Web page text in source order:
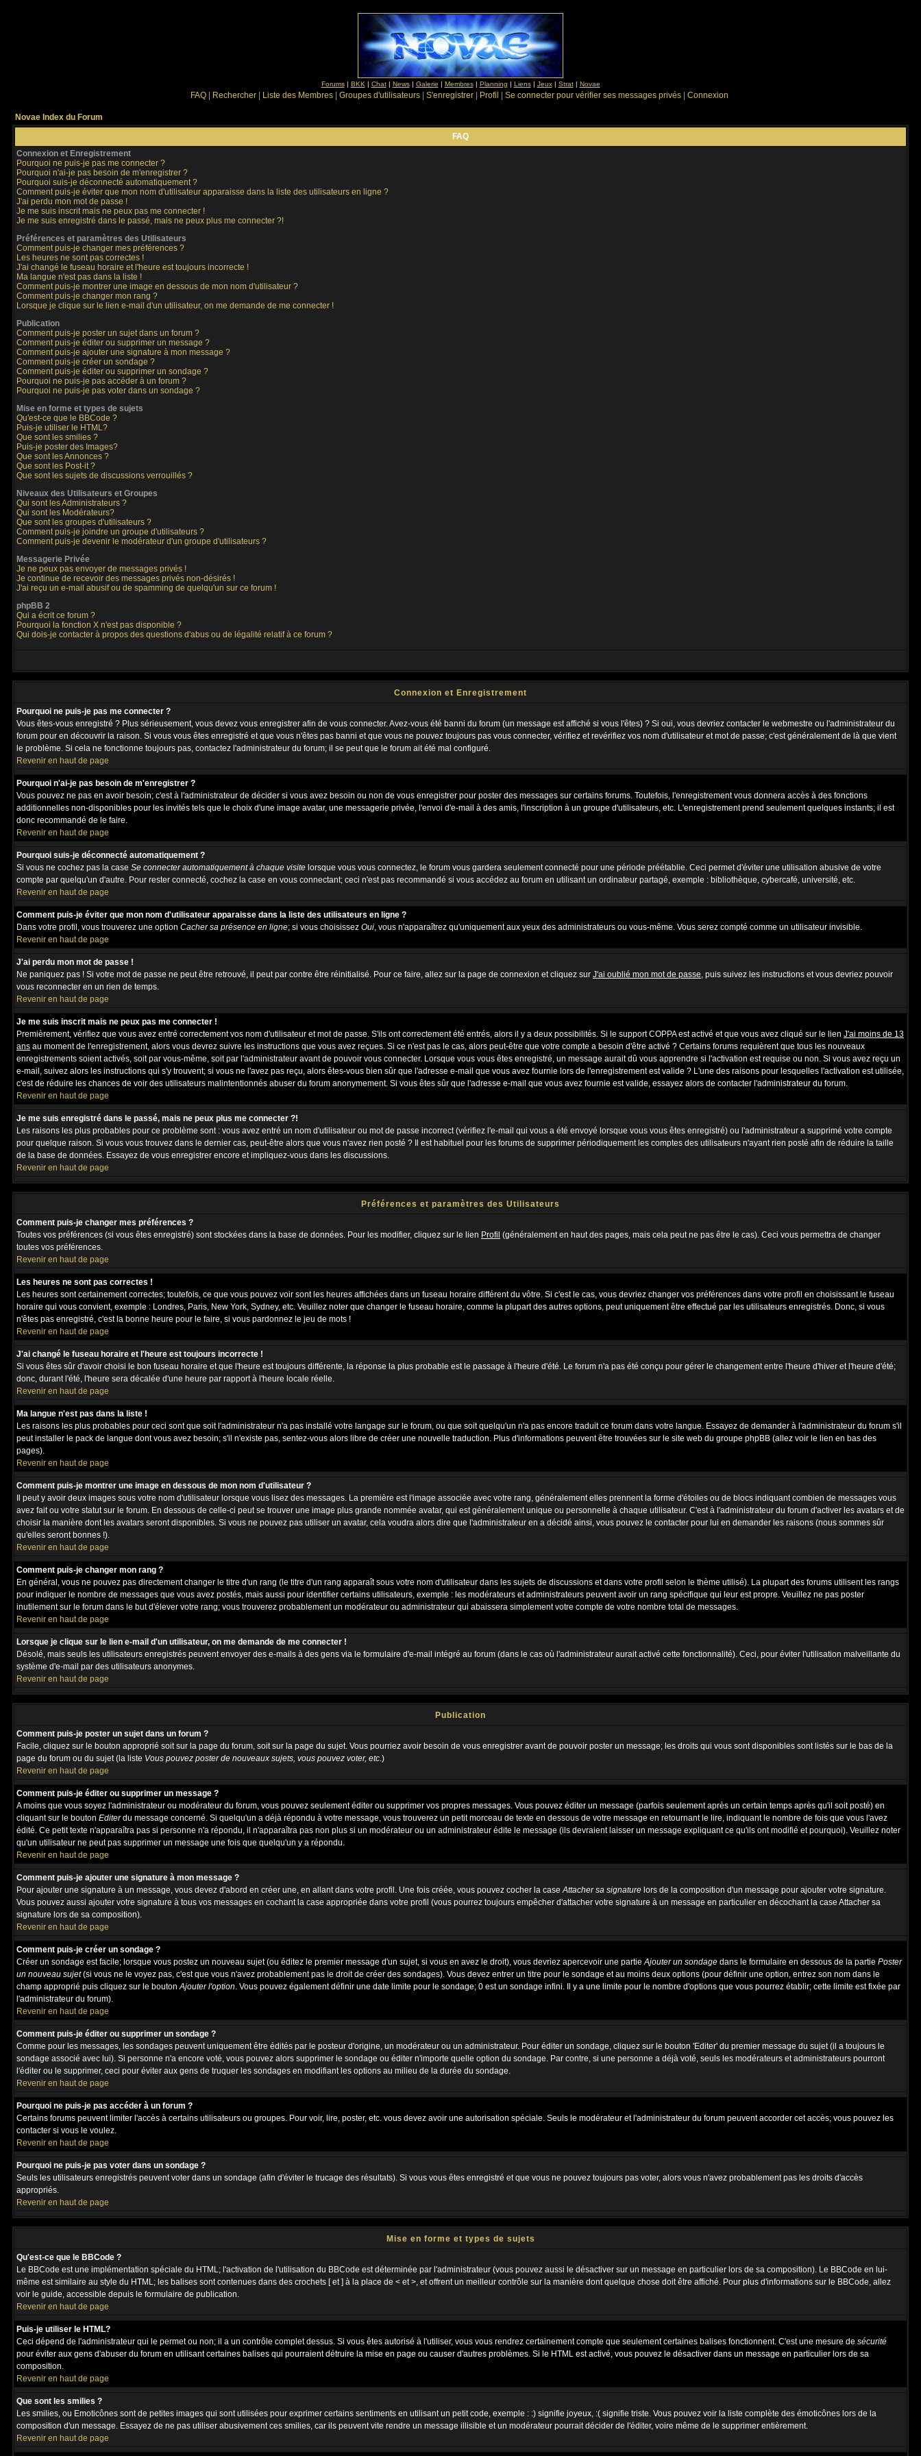
Forums| BKK | Chat| News| Galerie | Membres| Planning | Liens| Jeux| Strat| Novae
FAQ Rechercher Liste des Membres Groupes d'utilisateurs S'enregistrer Profil Se connecter pour vérifier ses messages privés Connexion
Novae Index du Forum
FAQ
Connexion et Enregistrement
Pourquoi ne puis-je pas me connecter ?
Pourquoi n'ai-je pas besoin de m'enregistrer ?
Pourquoi suis-je déconnecté automatiquement ?
Comment puis-je éviter que mon nom d'utilisateur apparaisse dans la liste des utilisateurs en ligne ?
J'ai perdu mon mot de passe !
Je me suis inscrit mais ne peux pas me connecter !
Je me suis enregistré dans le passé, mais ne peux plus me connecter ?!
Préférences et paramètres des Utilisateurs
Comment puis-je changer mes préférences ?
Les heures ne sont pas correctes !
J'ai changé le fuseau horaire et l'heure est toujours incorrecte !
Ma langue n'est pas dans la liste !
Comment puis-je montrer une image en dessous de mon nom d'utilisateur ?
Comment puis-je changer mon rang ?
Lorsque je clique sur le lien e-mail d'un utilisateur, on me demande de me connecter !
Publication
Comment puis-je poster un sujet dans un forum ?
Comment puis-je éditer ou supprimer un message ?
Comment puis-je ajouter une signature à mon message ?
Comment puis-je créer un sondage ?
Comment puis-je éditer ou supprimer un sondage ?
Pourquoi ne puis-je pas accéder à un forum ?
Pourquoi ne puis-je pas voter dans un sondage ?
Mise en forme et types de sujets
Qu'est-ce que le BBCode ?
Puis-je utiliser le HTML?
Que sont les smilies ?
Puis-je poster des Images?
Que sont les Annonces ?
Que sont les Post-it ?
Que sont les sujets de discussions verrouillés ?
Niveaux des Utilisateurs et Groupes
Qui sont les Administrateurs ?
Qui sont les Modérateurs?
Que sont les groupes d'utilisateurs ?
Comment puis-je joindre un groupe d'utilisateurs ?
Comment puis-je devenir le modérateur d'un groupe d'utilisateurs ?
Messagerie Privée
Je ne peux pas envoyer de messages privés !
Je continue de recevoir des messages privés non-désirés !
J'ai reçu un e-mail abusif ou de spamming de quelqu'un sur ce forum !
phpBB 2
Qui a écrit ce forum ?
Pourquoi la fonction X n'est pas disponible ?
Qui dois-je contacter à propos des questions d'abus ou de légalité relatif à ce forum ?
Connexion et Enregistrement
Pourquoi ne puis-je pas me connecter ?
Vous êtes-vous enregistré ? Plus sérieusement, vous devez vous enregistrer afin de vous connecter. Avez-vous été banni du forum (un message est affiché si vous l'êtes) ? Si oui, vous devriez contacter le webmestre ou l'administrateur du
forum pour en découvrir la raison. Si vous vous êtes enregistré et que vous n'êtes pas banni et que vous ne pouvez toujours pas vous connecter, vérifiez et revérifiez vos nom d'utilisateur et mot de passe; c'est généralement de là que vient
le problème. Si cela ne fonctionne toujours pas, contactez l'administrateur du forum; il se peut que le forum ait été mal configuré.
Revenir en haut de page
Pourquoi n'ai-je pas besoin de m'enregistrer ?
Vous pouvez ne pas en avoir besoin; c'est à l'administrateur de décider si vous avez besoin ou non de vous enregistrer pour poster des messages sur certains forums. Toutefois, l'enregistrement vous donnera accès à des fonctions
additionnelles non-disponibles pour les invités tels que le choix d'une image avatar, une messagerie privée, l'envoi d'e-mail à des amis, l'inscription à un groupe d'utilisateurs, etc. L'enregistrement prend seulement quelques instants; il est
donc recommandé de le faire.
Revenir en haut de page
Pourquoi suis-je déconnecté automatiquement ?
Si vous ne cochez pas la case Se connecter automatiquement à chaque visite lorsque vous vous connectez, le forum vous gardera seulement connecté pour une période préétablie. Ceci permet d'éviter une utilisation abusive de votre
compte par quelqu'un d'autre. Pour rester connecté, cochez la case en vous connectant; ceci n'est pas recommandé si vous accédez au forum en utilisant un ordinateur partagé, exemple : bibliothèque, cybercafé, université, etc.
Revenir en haut de page
Comment puis-je éviter que mon nom d'utilisateur apparaisse dans la liste des utilisateurs en ligne ?
Dans votre profil, vous trouverez une option Cacher sa présence en ligne; si vous choisissez Oui, vous n'apparaîtrez qu'uniquement aux yeux des administrateurs ou vous-même. Vous serez compté comme un utilisateur invisible.
Revenir en haut de page
J'ai perdu mon mot de passe !
Ne paniquez pas ! Si votre mot de passe ne peut être retrouvé, il peut par contre être réinitialisé. Pour ce faire, allez sur la page de connexion et cliquez sur J'ai oublié mon mot de passe, puis suivez les instructions et vous devriez pouvoir
vous reconnecter en un rien de temps.
Revenir en haut de page
Je me suis inscrit mais ne peux pas me connecter !
Premièrement, vérifiez que vous avez entré correctement vos nom d'utilisateur et mot de passe. S'ils ont correctement été entrés, alors il y a deux possibilités. Si le support COPPA est activé et que vous avez cliqué sur le lien J'ai moins de 13
ans au moment de l'enregistrement, alors vous devrez suivre les instructions que vous avez reçues. Si ce n'est pas le cas, alors peut-être que votre compte a besoin d'être activé ? Certains forums requièrent que tous les nouveaux
enregistrements soient activés, soit par vous-même, soit par l'administrateur avant de pouvoir vous connecter. Lorsque vous vous êtes enregistré, un message aurait dû vous apprendre si l'activation est requise ou non. Si vous avez reçu un
e-mail, suivez alors les instructions qui s'y trouvent; si vous ne l'avez pas reçu, alors êtes-vous bien sûr que l'adresse e-mail que vous avez fournie lors de l'enregistrement est valide ? L'une des raisons pour lesquelles l'activation est utilisée,
c'est de réduire les chances de voir des utilisateurs malintentionnés abuser du forum anonymement. Si vous êtes sûr que l'adresse e-mail que vous avez fournie est valide, essayez alors de contacter l'administrateur du forum.
Revenir en haut de page
Je me suis enregistré dans le passé, mais ne peux plus me connecter ?!
Les raisons les plus probables pour ce problème sont : vous avez entré un nom d'utilisateur ou mot de passe incorrect (vérifiez l'e-mail qui vous a été envoyé lorsque vous vous êtes enregistré) ou l'administrateur a supprimé votre compte
pour quelque raison. Si vous vous trouvez dans le dernier cas, peut-être alors que vous n'avez rien posté ? Il est habituel pour les forums de supprimer périodiquement les comptes des utilisateurs n'ayant rien posté afin de réduire la taille
de la base de données. Essayez de vous enregistrer encore et impliquez-vous dans les discussions.
Revenir en haut de page
Préférences et paramètres des Utilisateurs
Comment puis-je changer mes préférences ?
Toutes vos préférences (si vous êtes enregistré) sont stockées dans la base de données. Pour les modifier, cliquez sur le lien Profil (généralement en haut des pages, mais cela peut ne pas être le cas). Ceci vous permettra de changer
toutes vos préférences.
Revenir en haut de page
Les heures ne sont pas correctes !
Les heures sont certainement correctes; toutefois, ce que vous pouvez voir sont les heures affichées dans un fuseau horaire différent du vôtre. Si c'est le cas, vous devriez changer vos préférences dans votre profil en choisissant le fuseau
horaire qui vous convient, exemple : Londres, Paris, New York, Sydney, etc. Veuillez noter que changer le fuseau horaire, comme la plupart des autres options, peut uniquement être effectué par les utilisateurs enregistrés. Donc, si vous
n'êtes pas enregistré, c'est la bonne heure pour le faire, si vous pardonnez le jeu de mots !
Revenir en haut de page
J'ai changé le fuseau horaire et l'heure est toujours incorrecte !
Si vous êtes sûr d'avoir choisi le bon fuseau horaire et que l'heure est toujours différente, la réponse la plus probable est le passage à l'heure d'été. Le forum n'a pas été conçu pour gérer le changement entre l'heure d'hiver et l'heure d'été;
donc, durant l'été, l'heure sera décalée d'une heure par rapport à l'heure locale réelle.
Revenir en haut de page
Ma langue n'est pas dans la liste !
Les raisons les plus probables pour ceci sont que soit l'administrateur n'a pas installé votre langage sur le forum, ou que soit quelqu'un n'a pas encore traduit ce forum dans votre langue. Essayez de demander à l'administrateur du forum s'il
peut installer le pack de langue dont vous avez besoin; s'il n'existe pas, sentez-vous alors libre de créer une nouvelle traduction. Plus d'informations peuvent être trouvées sur le site web du groupe phpBB (allez voir le lien en bas des
pages).
Revenir en haut de page
Comment puis-je montrer une image en dessous de mon nom d'utilisateur ?
Il peut y avoir deux images sous votre nom d'utilisateur lorsque vous lisez des messages. La première est l'image associée avec votre rang, généralement elles prennent la forme d'étoiles ou de blocs indiquant combien de messages vous
avez fait ou votre statut sur le forum. En dessous de celle-ci peut se trouver une image plus grande nommée avatar, qui est généralement unique ou personnelle à chaque utilisateur. C'est à l'administrateur du forum d'activer les avatars et de
choisir la manière dont les avatars seront disponibles. Si vous ne pouvez pas utiliser un avatar, cela voudra alors dire que l'administrateur en a décidé ainsi, vous pouvez le contacter pour lui en demander les raisons (nous sommes sûr
qu'elles seront bonnes !).
Revenir en haut de page
Comment puis-je changer mon rang ?
En général, vous ne pouvez pas directement changer le titre d'un rang (le titre d'un rang apparaît sous votre nom d'utilisateur dans les sujets de discussions et dans votre profil selon le thème utilisé). La plupart des forums utilisent les rangs
pour indiquer le nombre de messages que vous avez postés, mais aussi pour identifier certains utilisateurs, exemple : les modérateurs et administrateurs peuvent avoir un rang spécifique qui leur est propre. Veuillez ne pas poster
inutilement sur le forum dans le but d'élever votre rang; vous trouverez probablement un modérateur ou administrateur qui abaissera simplement votre compte de votre nombre total de messages.
Revenir en haut de page
Lorsque je clique sur le lien e-mail d'un utilisateur, on me demande de me connecter !
Désolé, mais seuls les utilisateurs enregistrés peuvent envoyer des e-mails à des gens via le formulaire d'e-mail intégré au forum (dans le cas où l'administrateur aurait activé cette fonctionnalité). Ceci, pour éviter l'utilisation malveillante du
système d'e-mail par des utilisateurs anonymes.
Revenir en haut de page
Publication
Comment puis-je poster un sujet dans un forum ?
Facile, cliquez sur le bouton approprié soit sur la page du forum, soit sur la page du sujet. Vous pourriez avoir besoin de vous enregistrer avant de pouvoir poster un message; les droits qui vous sont disponibles sont listés sur le bas de la
page du forum ou du sujet (la liste Vous pouvez poster de nouveaux sujets, vous pouvez voter, etc.)
Revenir en haut de page
Comment puis-je éditer ou supprimer un message ?
A moins que vous soyez l'administrateur ou modérateur du forum, vous pouvez seulement éditer ou supprimer vos propres messages. Vous pouvez éditer un message (parfois seulement après un certain temps après qu'il soit posté) en
cliquant sur le bouton Editerdu message concerné. Si quelqu'un a déjà répondu à votre message, vous trouverez un petit morceau de texte en dessous de votre message en retournant le lire, indiquant le nombre de fois que vous l'avez
édité. Ce petit texte n'apparaîtra pas si personne n'a répondu, il n'apparaîtra pas non plus si un modérateur ou un administrateur édite le message (ils devraient laisser un message expliquant ce qu'ils ont modifié et pourquoi). Veuillez noter
qu'un utilisateur ne peut pas supprimer un message une fois que quelqu'un y a répondu.
Revenir en haut de page
Comment puis-je ajouter une signature à mon message ?
Pour ajouter une signature à un message, vous devez d'abord en créer une, en allant dans votre profil. Une fois créée, vous pouvez cocher la caseAttacher sa signature lors de la composition d'un message pour ajouter votre signature.
Vous pouvez aussi ajouter votre signature à tous vos messages en cochant la case appropriée dans votre profil (vous pourrez toujours empêcher d'attacher votre signature à un message en particulier en décochant la case Attacher sa
signature lors de sa composition).
Revenir en haut de page
Comment puis-je créer un sondage ?
Créer un sondage est facile; lorsque vous postez un nouveau sujet (ou éditez le premier message d'un sujet, si vous en avez le droit), vous devriez apercevoir une partieAjouter un sondage dans le formulaire en dessous de la partie Poster
un nouveau sujet(si vous ne le voyez pas, c'est que vous n'avez probablement pas le droit de créer des sondages). Vous devez entrer un titre pour le sondage et au moins deux options (pour définir une option, entrez son nom dans le
champ approprié puis cliquez sur le boutonAjouter l'option. Vous pouvez également définir une date limite pour le sondage; 0 est un sondage infini. Il y a une limite pour le nombre d'options que vous pourrez établir; cette limite est fixée par
l'administrateur du forum).
Revenir en haut de page
Comment puis-je éditer ou supprimer un sondage ?
Comme pour les messages, les sondages peuvent uniquement être édités par le posteur d'origine, un modérateur ou un administrateur. Pour éditer un sondage, cliquez sur le bouton 'Editer' du premier message du sujet (il a toujours le
sondage associé avec lui). Si personne n'a encore voté, vous pouvez alors supprimer le sondage ou éditer n'importe quelle option du sondage. Par contre, si une personne a déjà voté, seuls les modérateurs et administrateurs pourront
l'éditer ou le supprimer, ceci pour éviter aux gens de truquer les sondages en modifiant les options au milieu de la durée du sondage.
Revenir en haut de page
Pourquoi ne puis-je pas accéder à un forum ?
Certains forums peuvent limiter l'accès à certains utilisateurs ou groupes. Pour voir, lire, poster, etc. vous devez avoir une autorisation spéciale. Seuls le modérateur et l'administrateur du forum peuvent accorder cet accès; vous pouvez les
contacter si vous le voulez.
Revenir en haut de page
Pourquoi ne puis-je pas voter dans un sondage ?
Seuls les utilisateurs enregistrés peuvent voter dans un sondage (afin d'éviter le trucage des résultats). Si vous vous êtes enregistré et que vous ne pouvez toujours pas voter, alors vous n'avez probablement pas les droits d'accès
appropriés.
Revenir en haut de page
Mise en forme et types de sujets
Qu'est-ce que le BBCode ?
Le BBCode est une implémentation spéciale du HTML; l'activation de l'utilisation du BBCode est déterminée par l'administrateur (vous pouvez aussi le désactiver sur un message en particulier lors de sa composition). Le BBCode en lui-
même est similaire au style du HTML; les balises sont contenues dans des crochets [ et ] à la place de < et >, et offrent un meilleur contrôle sur la manière dont quelque chose doit être affiché. Pour plus d'informations sur le BBCode, allez
voir le guide, accessible depuis le formulaire de publication.
Revenir en haut de page
Puis-je utiliser le HTML?
Ceci dépend de l'administrateur qui le permet ou non; il a un contrôle complet dessus. Si vous êtes autorisé à l'utiliser, vous vous rendrez certainement compte que seulement certaines balises fonctionnent. C'est une mesure de sécurité
pour éviter aux gens d'abuser du forum en utilisant certaines balises qui pourraient détruire la mise en page ou causer d'autres problèmes. Si le HTML est activé, vous pouvez le désactiver dans un message en particulier lors de sa
composition.
Revenir en haut de page
Que sont les smilies ?
Les smilies, ou Emoticônes sont de petites images qui sont utilisées pour exprimer certains sentiments en utilisant un petit code, exemple : :) signifie joyeux, :( signifie triste. Vous pouvez voir la liste complète des émoticônes lors de la
composition d'un message. Essayez de ne pas utiliser abusivement ces smilies, car ils peuvent vite rendre un message illisible et un modérateur pourrait décider de l'éditer, voire même de le supprimer entièrement.
Revenir en haut de page